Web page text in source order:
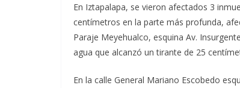
En Iztapalapa, se vieron afectados 3
centímetros en la parte más profunda,
Paraje Meyehualco, esquina Av.
agua que alcanzó un tirante de 25
En la calle General Mariano Escobedo